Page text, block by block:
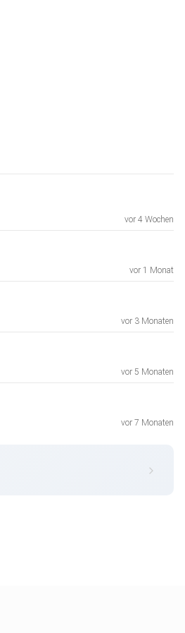
vor 4 Wochen
vor 1 Monat
vor 3 Monaten
vor 5 Monaten
vor 7 Monaten